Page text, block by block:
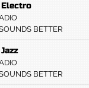
Electro
BETTER
BETTER